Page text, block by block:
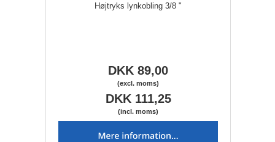
Højtryks lynkobling 3/8 "
DKK 89,00
(excl. moms)
DKK 111,25
(incl. moms)